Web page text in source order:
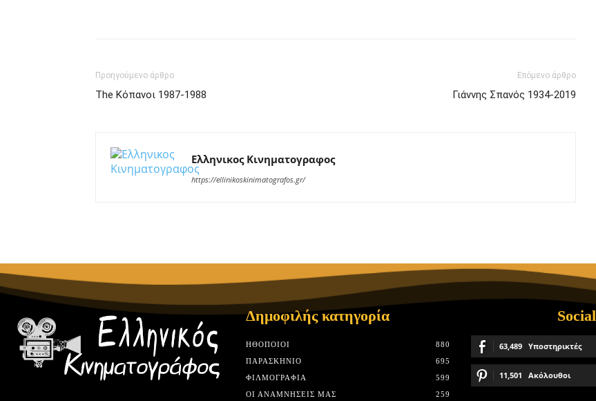
Προηγούμενο άρθρο
The Κόπανοι 1987-1988
Επόμενο άρθρο
Γιάννης Σπανός 1934-2019
Ελληνικος Κινηματογραφος
https://ellinikoskinimatografos.gr/
Δημοφιλής κατηγορία
HΘΟΠΟΙΟΊ
880
ΠΑΡΑΣΚΉΝΙΟ
695
ΦΙΛΜΟΓΡΑΦΊΑ
599
ΟΙ ΑΝΑΜΝΉΣΕΙΣ ΜΑΣ
259
Social
63,489 Υποστηρικτές
11,501 Ακόλουθοι